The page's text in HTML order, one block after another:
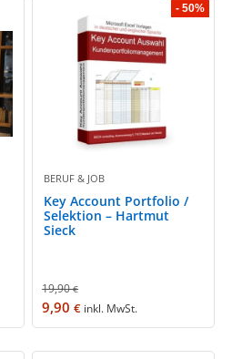
- 50%
BERUF & JOB
Key Account Portfolio /
Selektion – Hartmut
Sieck
19,90€
9,90€ inkl. MwSt.